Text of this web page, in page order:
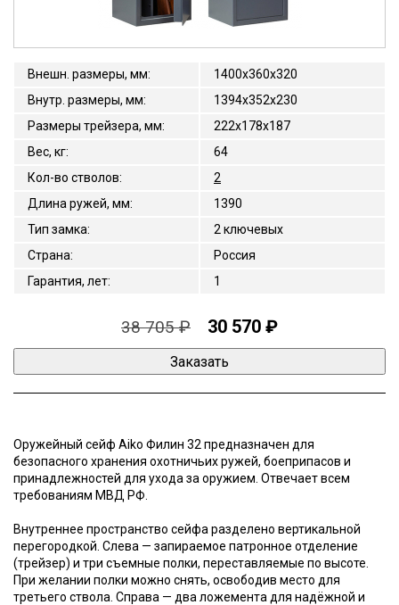
Внешн. размеры, мм:
1400x360x320
Внутр. размеры, мм:
1394x352x230
Размеры трейзера, мм:
222х178х187
Вес, кг:
64
Кол-во стволов:
2
Длина ружей, мм:
1390
Тип замка:
2 ключевых
Страна:
Россия
Гарантия, лет: 1
38 705 ₽ 30 570 ₽
Оружейный сейф Aiko Филин 32 предназначен для
безопасного хранения охотничьих ружей, боеприпасов и
принадлежностей для ухода за оружием. Отвечает всем
требованиям МВД РФ.
Внутреннее пространство сейфа разделено вертикальной
перегородкой. Слева — запираемое патронное отделение
(трейзер) и три съемные полки, переставляемые по высоте.
При желании полки можно снять, освободив место для
третьего ствола. Справа — два ложемента для надёжной и